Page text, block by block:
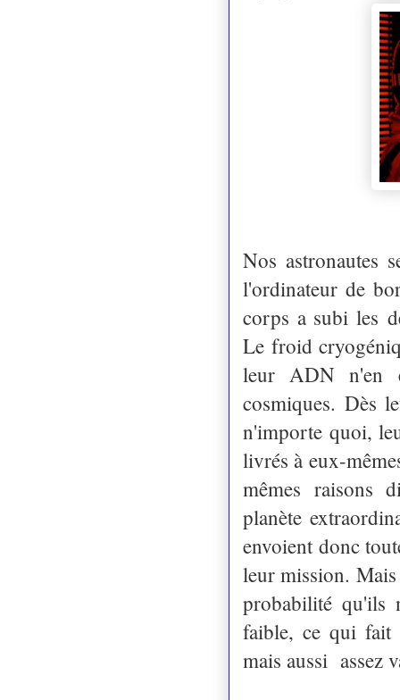
Nos astronautes
l'ordinateur de
corps a subi les
Le froid
leur ADN n'en
cosmiques. Dès
n'importe quoi,
livrés à eux-
mêmes raisons
planète
envoient donc
leur mission.
probabilité qu'ils
faible, ce qui fait
mais aussi assez